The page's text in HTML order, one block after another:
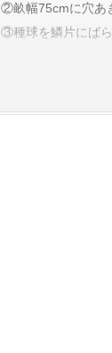
②畝幅75cmに穴あ
③種球を鱗片にば